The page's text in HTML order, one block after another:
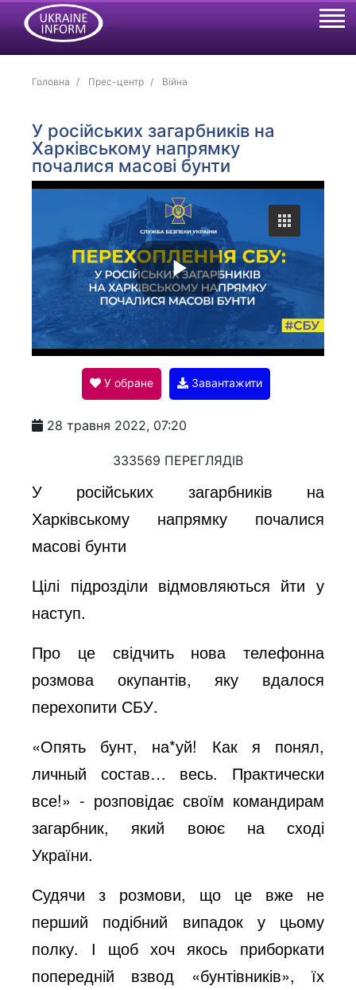
Головна Прес-центр Війна
У російських загарбників на
Харківському напрямку
почалися масові бунти
P
l
a
y
V
i
e
o
У обране Завантажити
28 травня 2022, 07:20
333569 ПЕРЕГЛЯДІВ
У російських загарбників на
Харківському напрямку почалися
масові бунти
Цілі підрозділи відмовляються йти у
наступ.
Про це свідчить нова телефонна
розмова окупантів, яку вдалося
перехопити СБУ.
«Опять бунт, на*уй! Как я понял,
личный состав… весь. Практически
все!» - розповідає своїм командирам
загарбник, який воює на сході
України.
Судячи з розмови, що це вже не
перший подібний випадок у цьому
полку. І щоб хоч якось приборкати
попередній взвод «бунтівників», їх